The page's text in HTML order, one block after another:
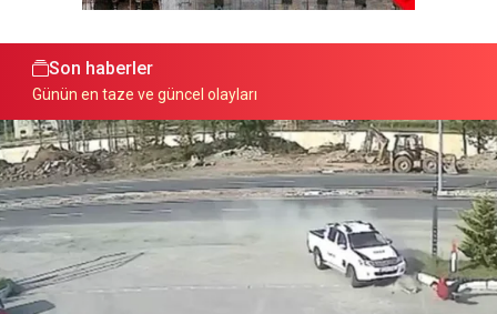
Son haberler
Günün en taze ve güncel olayları